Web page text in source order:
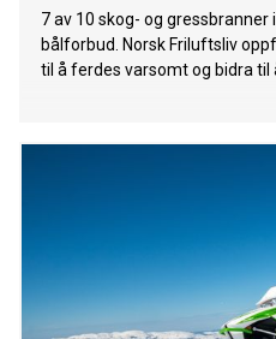
7 av 10 skog- og
bålforbud. Norsk Friluftsliv
til å ferdes varsomt og bidra til